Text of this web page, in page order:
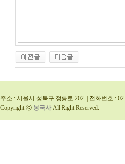
주소 : 서울시 성북구 정릉로 202 | 전화번호 :
Copyright ⓒ 봉국사 All Right Reserved.